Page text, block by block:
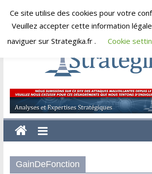
Skip
jeudi, août 6, 2026
Strategika
Expertise
et
Analyses
GainDeFonction
Ce site utilise des cookies pour votre
Veuillez accepter cette information
naviguer sur Strategika.fr .
Cookie